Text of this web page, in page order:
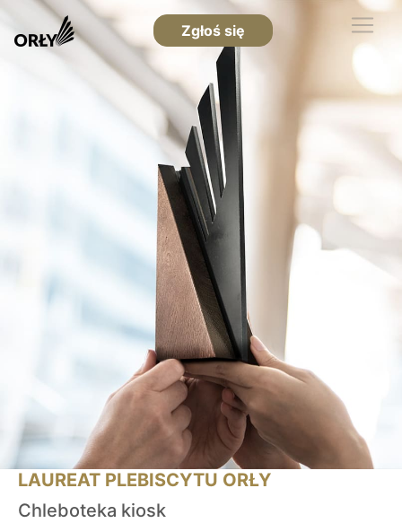
Zgłoś się
LAUREAT PLEBISCYTU ORŁY
Chleboteka kiosk